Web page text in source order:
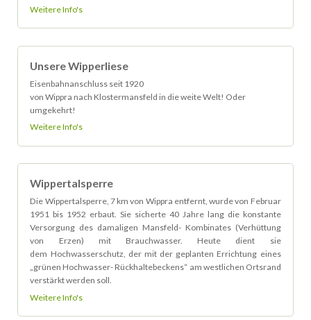
Weitere Info's
Unsere Wipperliese
Eisenbahnanschluss seit 1920
von Wippra nach Klostermansfeld in die weite Welt! Oder
umgekehrt!
Weitere Info's
Wippertalsperre
Die Wippertalsperre, 7 km von Wippra entfernt, wurde von Februar
1951 bis 1952 erbaut. Sie sicherte 40 Jahre lang die konstante
Versorgung des damaligen Mansfeld- Kombinates (Verhüttung
von Erzen) mit Brauchwasser. Heute dient sie
dem Hochwasserschutz, der mit der geplanten Errichtung eines
„grünen Hochwasser- Rückhaltebeckens“ am westlichen Ortsrand
verstärkt werden soll.
Weitere Info's